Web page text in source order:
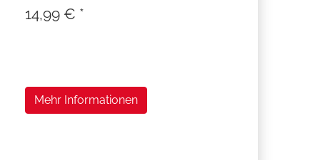
14,99 € *
Mehr Informationen